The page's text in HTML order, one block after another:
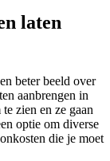
laten
beter beeld over
aanbrengen in
zien en ze gaan
optie om diverse
die je moet